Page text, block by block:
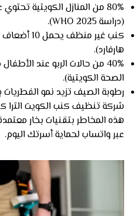
80% من المنازل الكويتية
(دراسة WHO 2025).
كنب غير
هارفارد).
40% من حالات الربو عند
الصحة الكويتية).
رطوبة الصيف تزيد نمو الفطريات بنسبة 300%
هذه المخاطر بتقنيات بخار
عبرواتسابلحماية أسرتك اليوم.